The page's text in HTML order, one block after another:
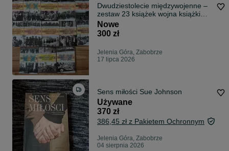
Dwudziestolecie międzywojenne –
zestaw 23 książek wojna książki
wojenne o wojnie kolekcja
Nowe
300 zł
Jelenia Góra, Zabobrze
17 lipca 2026
Sens miłości Sue Johnson
Używane
370 zł
386,45 zł z Pakietem Ochronnym
Jelenia Góra, Zabobrze
04 sierpnia 2026